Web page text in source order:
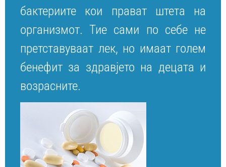
бактериите кои прават штета на
организмот. Тие сами по себе не
претставуваат лек, но имаат голем
бенефит за здравјето на децата и
возрасните.